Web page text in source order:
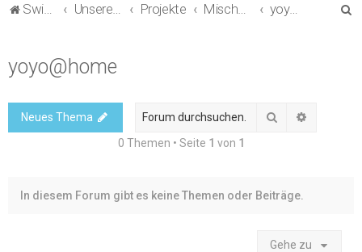
Swissteam.NET Unsere Foren Projekte Mischprojekte yoyo@home
yoyo@home
Neues Thema Suche
0 Themen • Seite 1 von 1
In diesem Forum gibt es keine Themen oder Beiträge.
Gehe zu